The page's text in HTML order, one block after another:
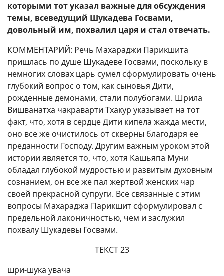
которыми тот указал важные для обсуждения
темы, всеведущий Шукадева Госвами,
довольный им, похвалил царя и стал отвечать.
КОММЕНТАРИЙ: Речь Махараджи Парикшита
пришлась по душе Шукадеве Госвами, поскольку в
немногих словах царь сумел сформулировать очень
глубокий вопрос о том, как сыновья Дити,
рожденные демонами, стали полубогами. Шрила
Вишванатха чакраварти Тхакур указывает на тот
факт, что, хотя в сердце Дити кипела жажда мести,
оно все же очистилось от скверны благодаря ее
преданности Господу. Другим важным уроком этой
истории является то, что, хотя Кашьяпа Муни
обладал глубокой мудростью и развитым духовным
сознанием, он все же пал жертвой женских чар
своей прекрасной супруги. Все связанные с этим
вопросы Махараджа Парикшит сформулировал с
предельной лаконичностью, чем и заслужил
похвалу Шукадевы Госвами.
ТЕКСТ 23
шри-шука увача